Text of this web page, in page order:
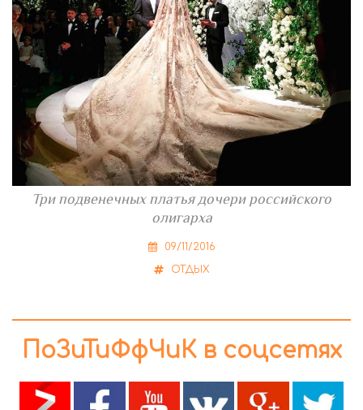
Три подвенечных платья дочери российского
олигарха
09/11/2016
ОТДЫХ
ПоЗиТиФфЧиК в соцсетях